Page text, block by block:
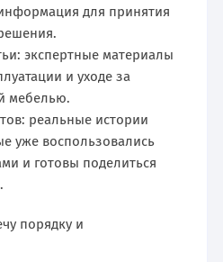
для принятия
экспертные материалы
и уходе за
мебелью.
реальные истории
уже воспользовались
и готовы поделиться
порядку и